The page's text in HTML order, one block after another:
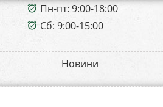
alarm_on Пн-пт: 9:00-18:00
alarm_on Сб: 9:00-15:00
Новини